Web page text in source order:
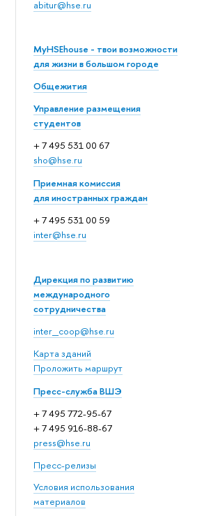
abitur@hse.ru
MyHSEhouse - твои возможности
для жизни в большом городе
Общежития
Управление размещения
студентов
+ 7 495 531 00 67
sho@hse.ru
Приемная комиссия
для иностранных граждан
+ 7 495 531 00 59
inter@hse.ru
Дирекция по развитию
международного
сотрудничества
inter_coop@hse.ru
Карта зданий
Проложить маршрут
Пресс-служба ВШЭ
+ 7 495 772-95-67
+ 7 495 916-88-67
press@hse.ru
Пресс-релизы
Условия использования
материалов